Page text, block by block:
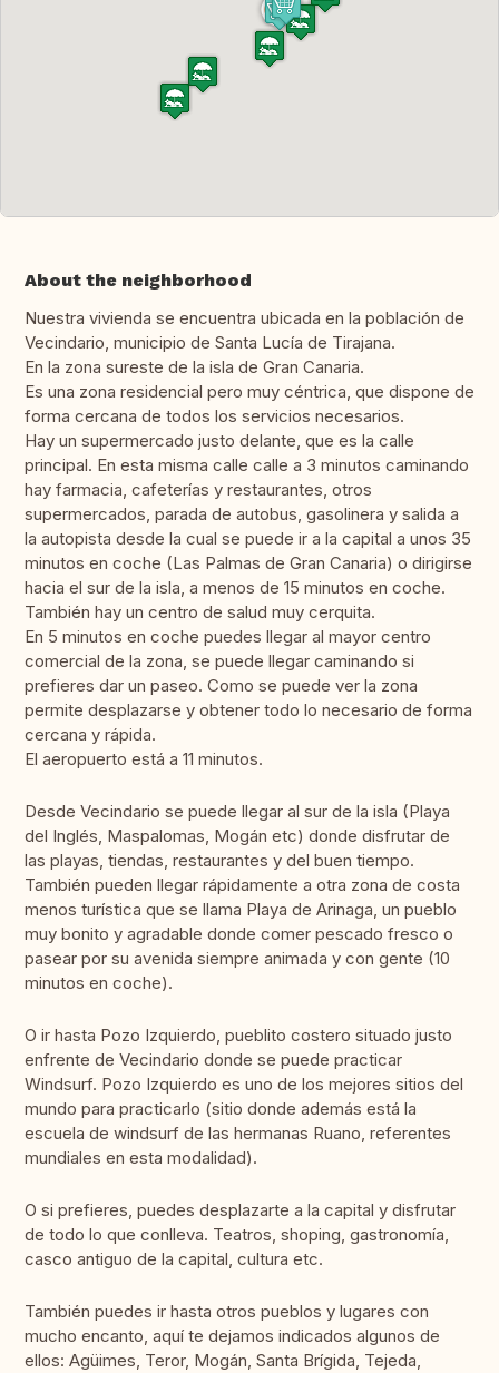
About the neighborhood
Nuestra vivienda se encuentra ubicada en la población de
Vecindario, municipio de Santa Lucía de Tirajana.
En la zona sureste de la isla de Gran Canaria.
Es una zona residencial pero muy céntrica, que dispone de
forma cercana de todos los servicios necesarios.
Hay un supermercado justo delante, que es la calle
principal. En esta misma calle calle a 3 minutos caminando
hay farmacia, cafeterías y restaurantes, otros
supermercados, parada de autobus, gasolinera y salida a
la autopista desde la cual se puede ir a la capital a unos 35
minutos en coche (Las Palmas de Gran Canaria) o dirigirse
hacia el sur de la isla, a menos de 15 minutos en coche.
También hay un centro de salud muy cerquita.
En 5 minutos en coche puedes llegar al mayor centro
comercial de la zona, se puede llegar caminando si
prefieres dar un paseo. Como se puede ver la zona
permite desplazarse y obtener todo lo necesario de forma
cercana y rápida.
El aeropuerto está a 11 minutos.
Desde Vecindario se puede llegar al sur de la isla (Playa
del Inglés, Maspalomas, Mogán etc) donde disfrutar de
las playas, tiendas, restaurantes y del buen tiempo.
También pueden llegar rápidamente a otra zona de costa
menos turística que se llama Playa de Arinaga, un pueblo
muy bonito y agradable donde comer pescado fresco o
pasear por su avenida siempre animada y con gente (10
minutos en coche).
O ir hasta Pozo Izquierdo, pueblito costero situado justo
enfrente de Vecindario donde se puede practicar
Windsurf. Pozo Izquierdo es uno de los mejores sitios del
mundo para practicarlo (sitio donde además está la
escuela de windsurf de las hermanas Ruano, referentes
mundiales en esta modalidad).
O si prefieres, puedes desplazarte a la capital y disfrutar
de todo lo que conlleva. Teatros, shoping, gastronomía,
casco antiguo de la capital, cultura etc.
También puedes ir hasta otros pueblos y lugares con
mucho encanto, aquí te dejamos indicados algunos de
ellos: Agüimes, Teror, Mogán, Santa Brígida, Tejeda,